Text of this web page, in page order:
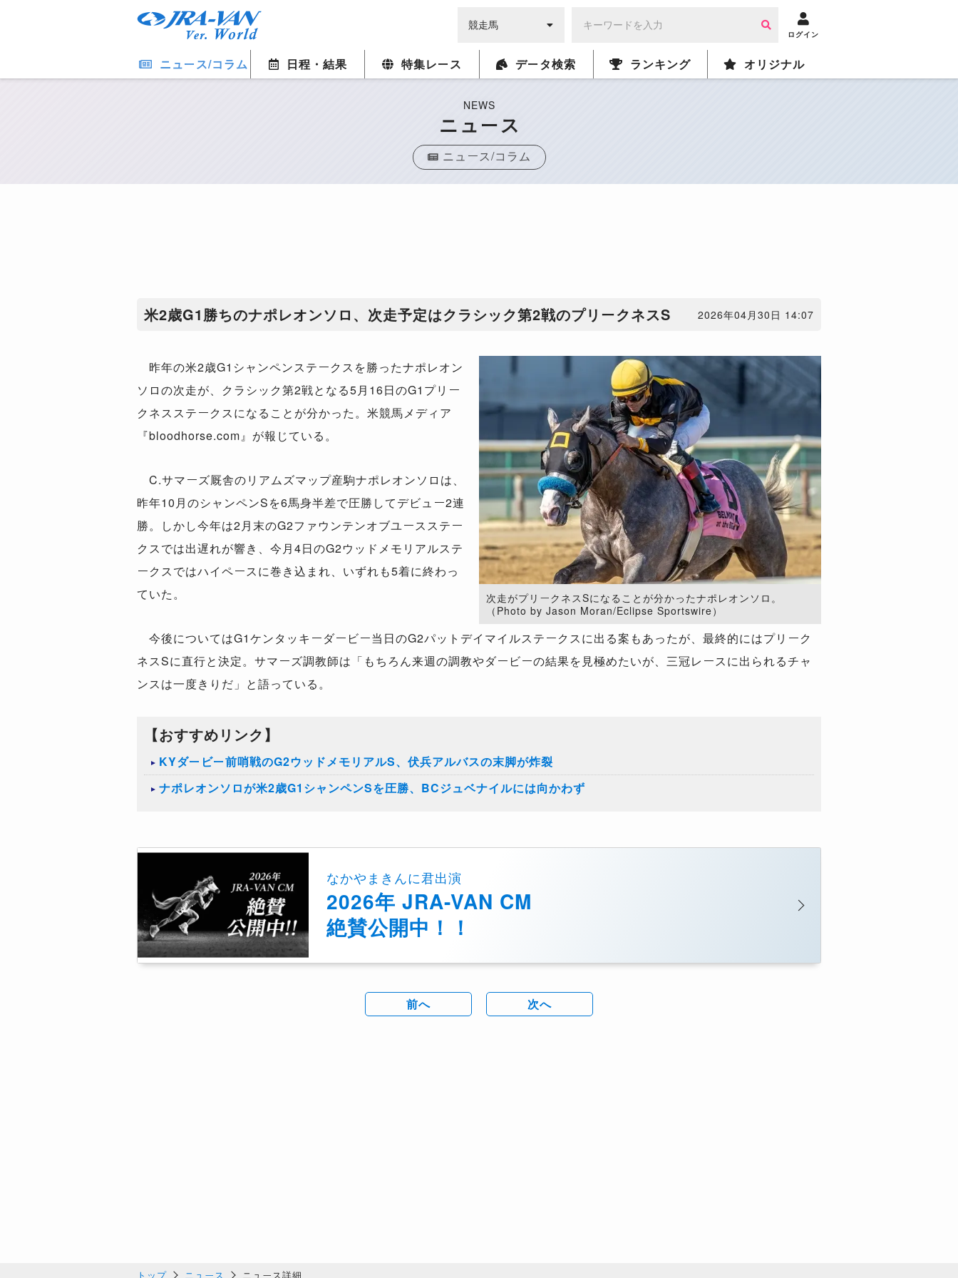
ログイン
ニュース/コラム 日程・結果 特集レース データ検索 ランキング オリジナル
NEWS
ニュース
ニュース/コラム
米2歳G1勝ちのナポレオンソロ、次走予定はクラシック第2戦のプリークネスS 2026年04月30日 14:07
次走がプリークネスSになることが分かったナポレオンソロ。
（Photo by Jason Moran/Eclipse Sportswire）
昨年の米2歳G1シャンペンステークスを勝ったナポレオン
ソロの次走が、クラシック第2戦となる5月16日のG1プリー
クネスステークスになることが分かった。米競馬メディア
『bloodhorse.com』が報じている。
C.サマーズ厩舎のリアムズマップ産駒ナポレオンソロは、
昨年10月のシャンペンSを6馬身半差で圧勝してデビュー2連
勝。しかし今年は2月末のG2ファウンテンオブユースステー
クスでは出遅れが響き、今月4日のG2ウッドメモリアルステ
ークスではハイペースに巻き込まれ、いずれも5着に終わっ
ていた。
今後についてはG1ケンタッキーダービー当日のG2パットデイマイルステークスに出る案もあったが、最終的にはプリーク
ネスSに直行と決定。サマーズ調教師は「もちろん来週の調教やダービーの結果を見極めたいが、三冠レースに出られるチャ
ンスは一度きりだ」と語っている。
【おすすめリンク】
​KYダービー前哨戦のG2ウッドメモリアルS、伏兵アルバスの末脚が炸裂
ナポレオンソロが米2歳G1シャンペンSを圧勝、BCジュベナイルには向かわず
なかやまきんに君出演
2026年 JRA-VAN CM
絶賛公開中！！
前へ 次へ
トップ ニュース ニュース詳細